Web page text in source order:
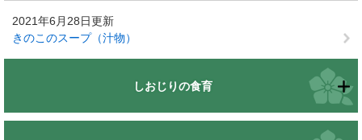
2021年6月28日更新
きのこのスープ（汁物）
しおじりの食育